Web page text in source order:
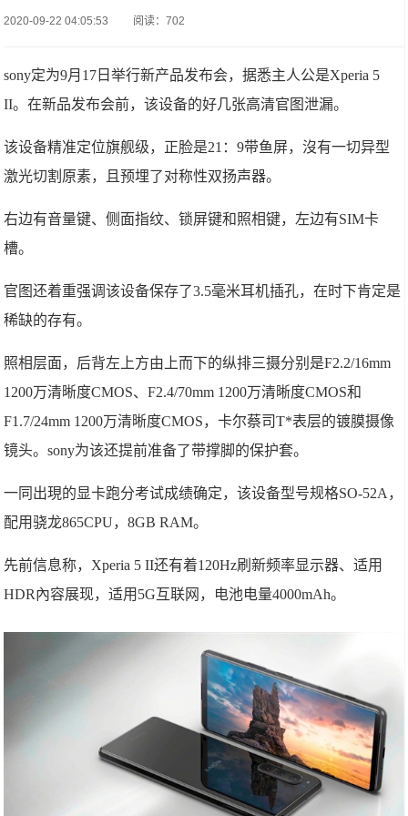
2020-09-22 04:05:53 阅读：702
sony定为9月17日举行新产品发布会，据悉主人公是Xperia 5
II。在新品发布会前，该设备的好几张高清官图泄漏。
该设备精准定位旗舰级，正脸是21：9带鱼屏，沒有一切异型
激光切割原素，且预埋了对称性双扬声器。
右边有音量键、侧面指纹、锁屏键和照相键，左边有SIM卡
槽。
官图还着重强调该设备保存了3.5毫米耳机插孔，在时下肯定是
稀缺的存有。
照相层面，后背左上方由上而下的纵排三摄分别是F2.2/16mm
1200万清晰度CMOS、F2.4/70mm 1200万清晰度CMOS和
F1.7/24mm 1200万清晰度CMOS，卡尔蔡司T*表层的镀膜摄像
镜头。sony为该还提前准备了带撑脚的保护套。
一同出現的显卡跑分考试成绩确定，该设备型号规格SO-52A，
配用骁龙865CPU，8GB RAM。
先前信息称，Xperia 5 II还有着120Hz刷新频率显示器、适用
HDR內容展现，适用5G互联网，电池电量4000mAh。